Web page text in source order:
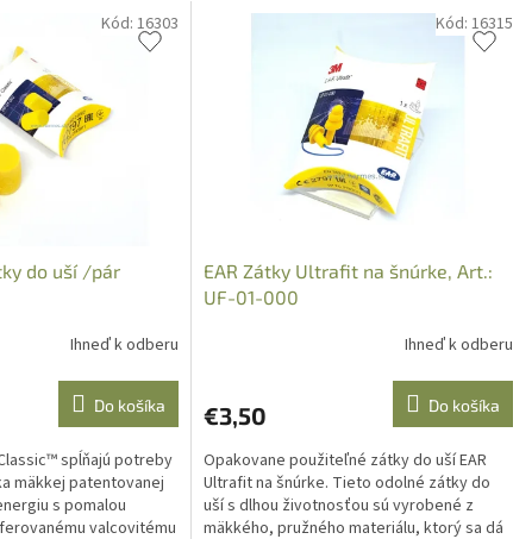
do uší /pár
Ihneď k odberu
Do košíka
spĺňajú potreby
mäkkej patentovanej
s pomalou
valcovitému
Kód: 16303
EAR Zátky Ultrafit na šnúrke, Art.:
UF-01-000
Ihneď k odberu
€3,50 Do košíka
Opakovane použiteľné zátky do uší EAR
Ultrafit na šnúrke. Tieto odolné zátky do
uší s dlhou životnosťou sú vyrobené z
mäkkého, pružného materiálu, ktorý sa dá
Kód: 16315